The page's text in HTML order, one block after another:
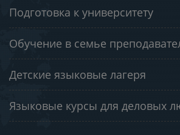
Подготовка к университету
Обучение в семье
Детские языковые лагеря
Языковые курсы для деловых